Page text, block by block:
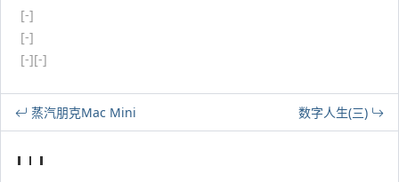
[-]
[-]
[-][-]
蒸汽朋克Mac Mini 数字人生(三)